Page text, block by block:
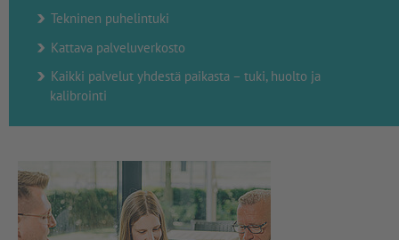
Tekninen puhelintuki
Kattava palveluverkosto
Kaikki palvelut yhdestä paikasta – tuki, huolto ja
kalibrointi